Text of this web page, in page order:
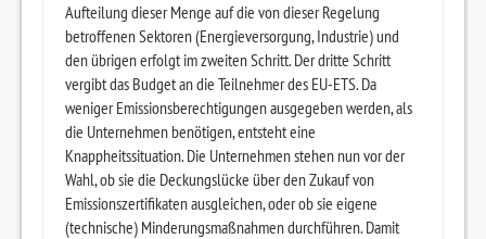
Aufteilung dieser Menge auf die von dieser Regelung
betroffenen Sektoren (Energieversorgung, Industrie) und
den übrigen erfolgt im zweiten Schritt. Der dritte Schritt
vergibt das Budget an die Teilnehmer des EU-ETS. Da
weniger Emissionsberechtigungen ausgegeben werden, als
die Unternehmen benötigen, entsteht eine
Knappheitssituation. Die Unternehmen stehen nun vor der
Wahl, ob sie die Deckungslücke über den Zukauf von
Emissionszertifikaten ausgleichen, oder ob sie eigene
(technische) Minderungsmaßnahmen durchführen. Damit